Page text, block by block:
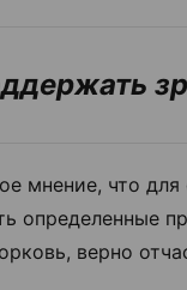
мнение, что
определенные
верно